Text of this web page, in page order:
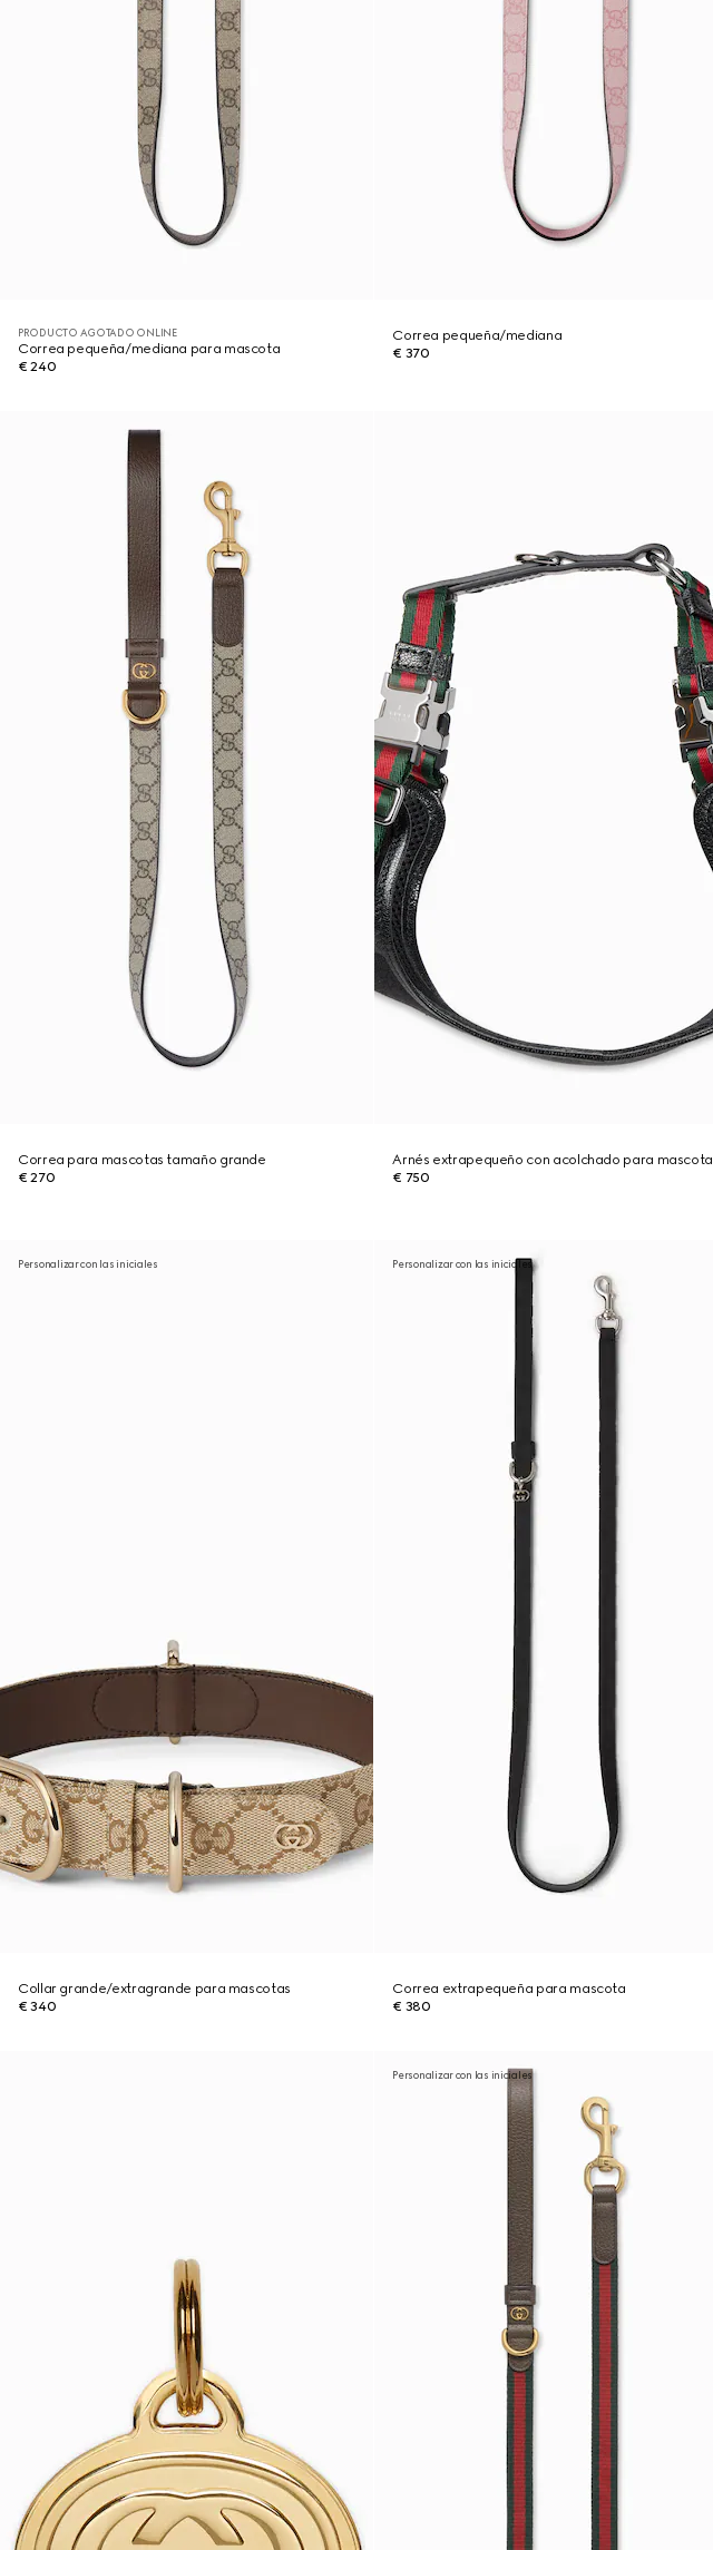
PRODUCTO AGOTADO ONLINE
Correa pequeña/mediana para mascota
€ 240
Correa pequeña/mediana
€ 370
Correa para mascotas tamaño grande
€ 270
Arnés extrapequeño con acolchado para mascota
€ 750
Personalizar con las iniciales
Collar grande/extragrande para mascotas
€ 340
Personalizar con las iniciales
Correa extrapequeña para mascota
€ 380
Personalizar con las iniciales